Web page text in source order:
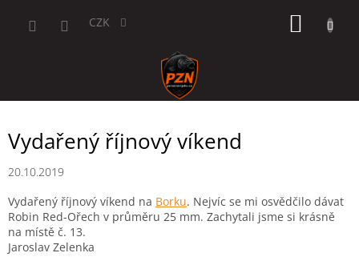
CZK
Vydařený říjnový víkend
20.10.2019
Vydařený říjnový víkend na Borku. Nejvíc se mi osvědčilo dávat
Robin Red-Ořech v průměru 25 mm. Zachytali jsme si krásně
na místě č. 13.
Jaroslav Zelenka